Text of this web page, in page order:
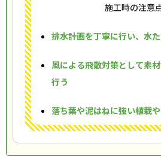
施工時の注意
排水計画を丁寧に行い、水
風による飛散対策として素
行う
落ち葉や泥はねに強い植栽